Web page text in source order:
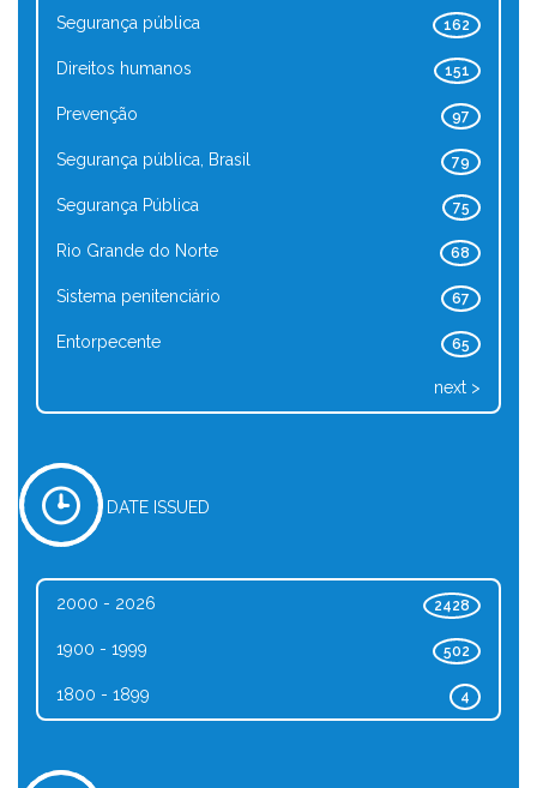
162
Segurança pública
151
Direitos humanos
97
Prevenção
79
Segurança pública, Brasil
75
Segurança Pública
68
Rio Grande do Norte
67
Sistema penitenciário
65
Entorpecente
next >
DATE ISSUED
2428
2000 - 2026
502
1900 - 1999
4
1800 - 1899